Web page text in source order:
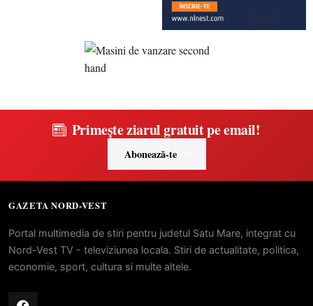
Primește ziarul gratuit pe email!
Abonează-te
GAZETA NORD-VEST
Portal multimedia de stiri pentru judetul Satu Mare, integrat cu
Nord-Vest TV - televiziunea locala. Stiri de actualitate, politica,
economie, sport, cultura si multe altele.